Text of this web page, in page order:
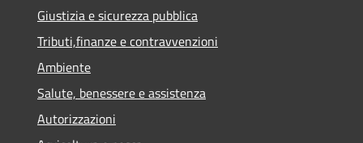
Giustizia e sicurezza pubblica
Tributi,finanze e contravvenzioni
Ambiente
Salute, benessere e assistenza
Autorizzazioni